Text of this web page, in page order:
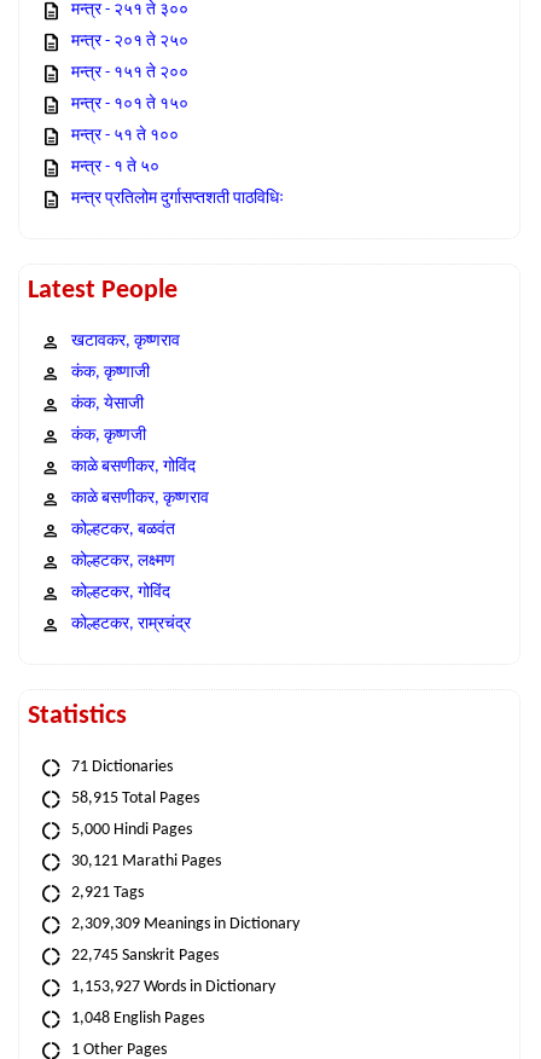
मन्त्र - २५१ ते ३००
मन्त्र - २०१ ते २५०
मन्त्र - १५१ ते २००
मन्त्र - १०१ ते १५०
मन्त्र - ५१ ते १००
मन्त्र - १ ते ५०
मन्त्र प्रतिलोम दुर्गासप्तशती पाठविधिः
Latest People
खटावकर, कृष्णराव
कंक, कृष्णाजी
कंक, येसाजी
कंक, कृष्णजी
काळे बसणीकर, गोविंद
काळे बसणीकर, कृष्णराव
कोल्हटकर, बळवंत
कोल्हटकर, लक्ष्मण
कोल्हटकर, गोविंद
कोल्हटकर, राम्रचंद्र
Statistics
71 Dictionaries
58,915 Total Pages
5,000 Hindi Pages
30,121 Marathi Pages
2,921 Tags
2,309,309 Meanings in Dictionary
22,745 Sanskrit Pages
1,153,927 Words in Dictionary
1,048 English Pages
1 Other Pages